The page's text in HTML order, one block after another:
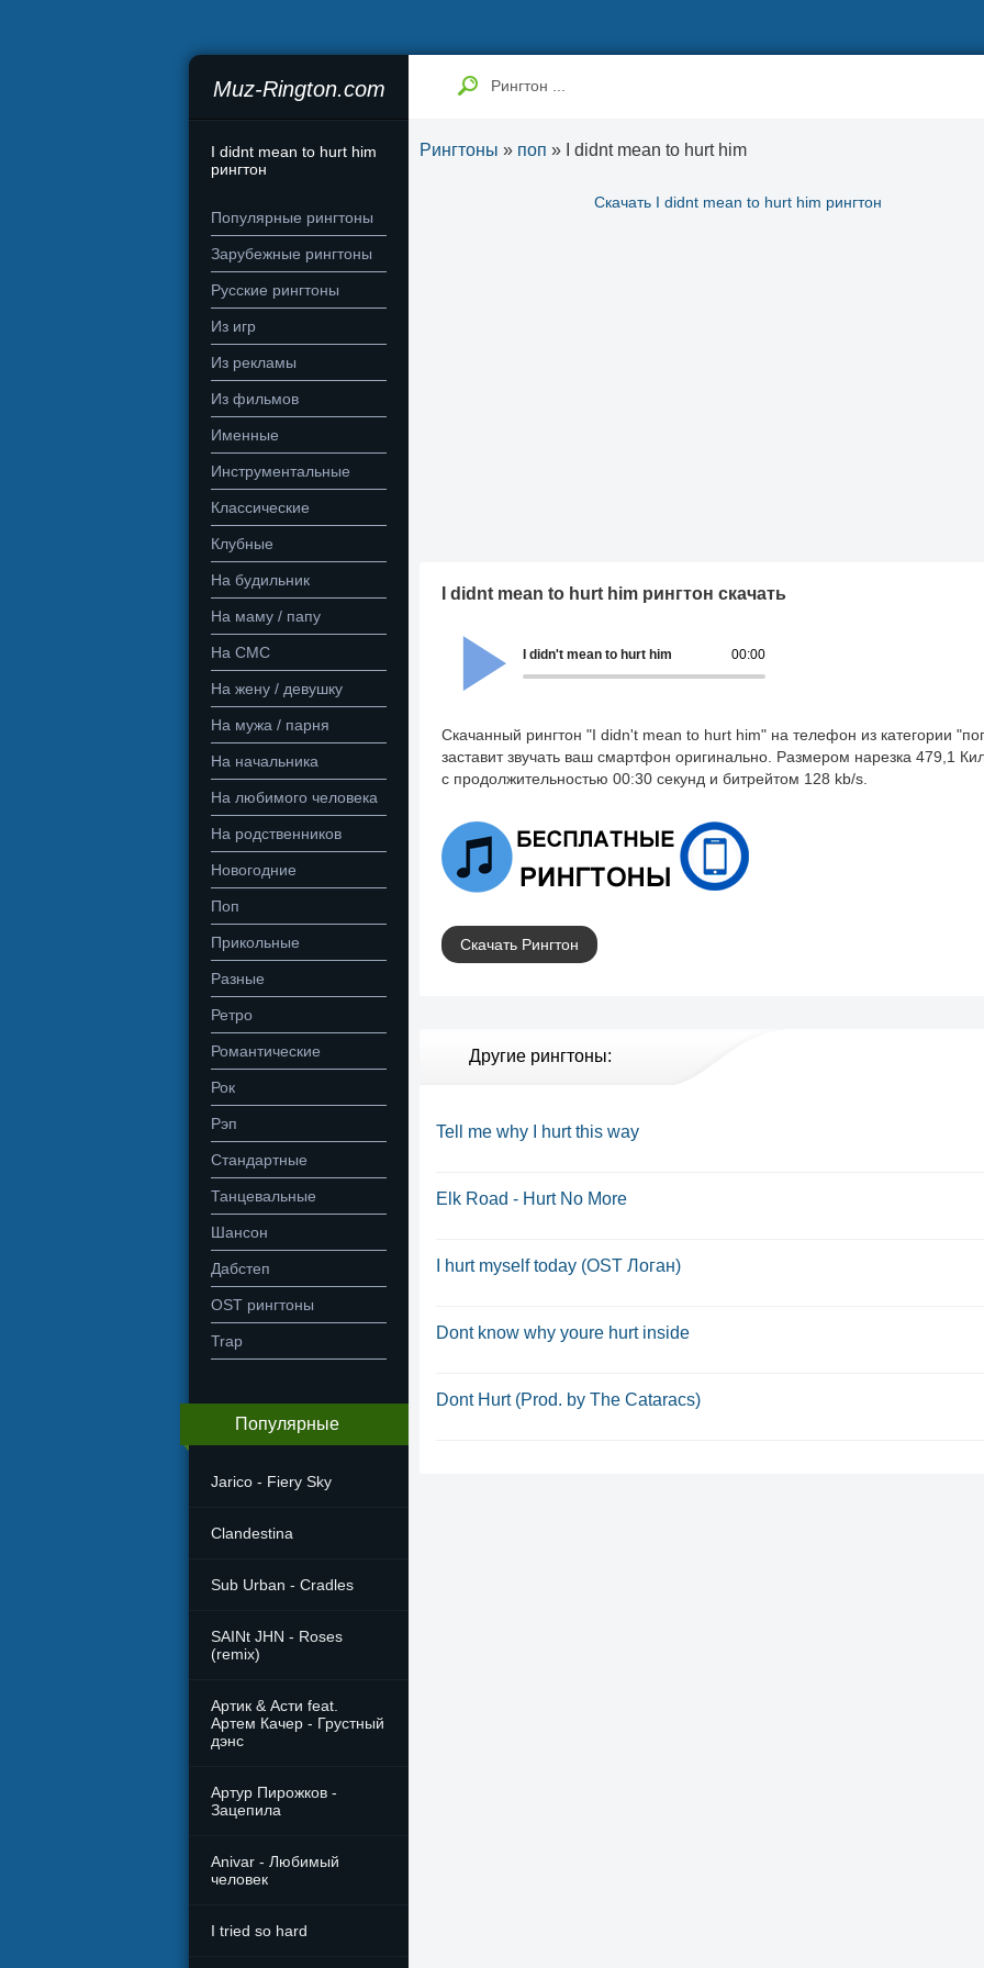
Muz-Rington.com
I didnt mean to hurt him
рингтон
Популярные рингтоны
Зарубежные рингтоны
Русские рингтоны
Из игр
Из рекламы
Из фильмов
Именные
Инструментальные
Классические
Клубные
На будильник
На маму / папу
На СМС
На жену / девушку
На мужа / парня
На начальника
На любимого человека
На родственников
Новогодние
Поп
Прикольные
Разные
Ретро
Романтические
Рок
Рэп
Стандартные
Танцевальные
Шансон
Дабстеп
OST рингтоны
Trap
Популярные
Jarico - Fiery Sky
Clandestina
Sub Urban - Cradles
SAINt JHN - Roses
(remix)
Артик & Асти feat.
Артем Качер - Грустный
дэнс
Артур Пирожков -
Зацепила
Anivar - Любимый
человек
I tried so hard
Рингтоны » поп » I didnt mean to hurt him
Скачать I didnt mean to hurt him рингтон
I didnt mean to hurt him рингтон скачать
00:00
I didn't mean to hurt him
Скачанный рингтон "I didn't mean to hurt him" на телефон из категории
заставит звучать ваш смартфон оригинально. Размером нарезка 479,1
с продолжительностью 00:30 секунд и битрейтом 128 kb/s.
Скачать Рингтон
Другие рингтоны:
Tell me why I hurt this way
Elk Road - Hurt No More
I hurt myself today (OST Логан)
Dont know why youre hurt inside
Dont Hurt (Prod. by The Cataracs)